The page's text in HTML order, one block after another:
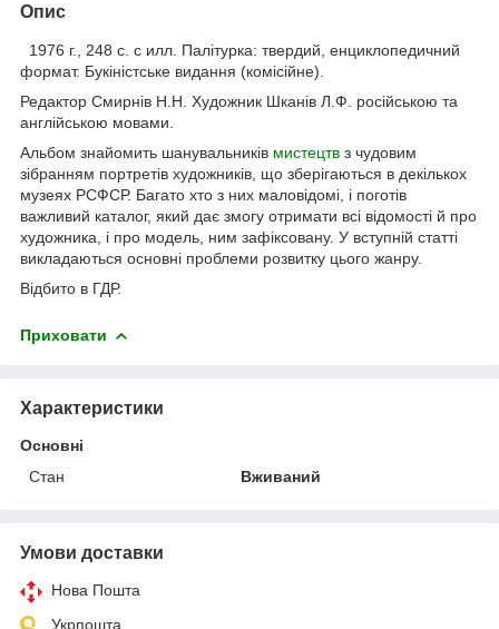
Опис
1976 г., 248 с. с илл. Палітурка: твердий, енциклопедичний
формат. Букіністське видання (комісійне).
Редактор Смирнів Н.Н. Художник Шканів Л.Ф. російською та
англійською мовами.
Альбом знайомить шанувальників мистецтв з чудовим
зібранням портретів художників, що зберігаються в декількох
музеях РСФСР. Багато хто з них маловідомі, і поготів
важливий каталог, який дає змогу отримати всі відомості й про
художника, і про модель, ним зафіксовану. У вступній статті
викладаються основні проблеми розвитку цього жанру.
Відбито в ГДР.
Приховати
Характеристики
Основні
Стан
Вживаний
Умови доставки
Нова Пошта
Укрпошта